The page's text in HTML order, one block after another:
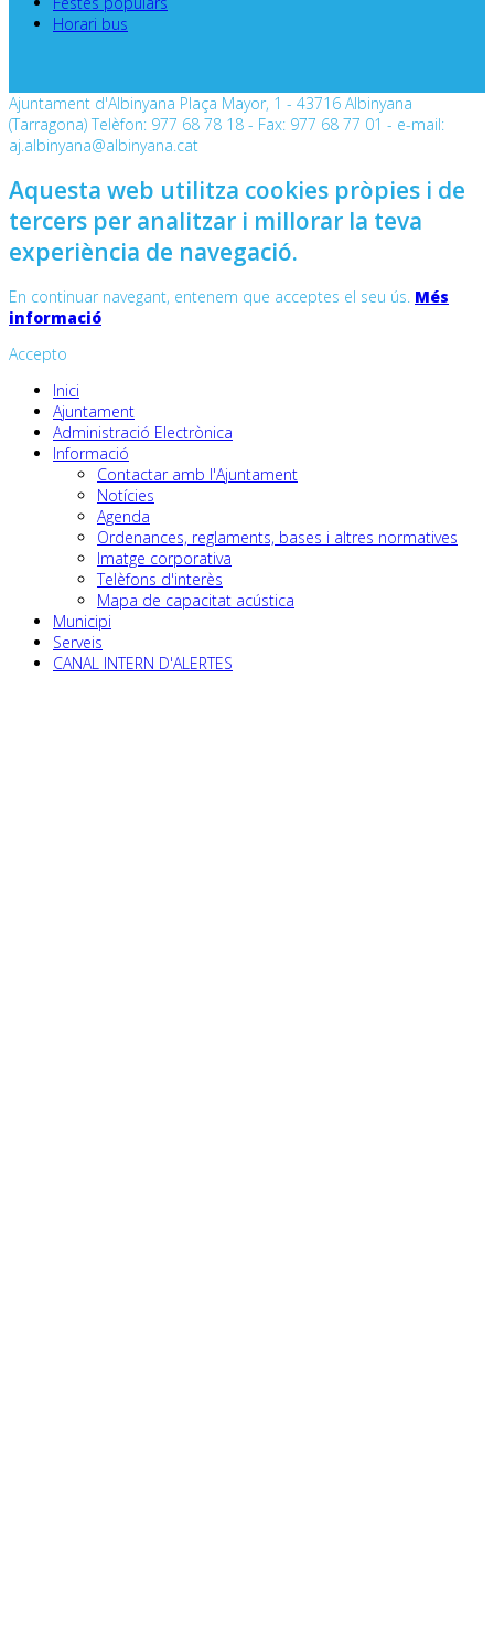
Horari bus
Ajuntament d'Albinyana Plaça Mayor, 1 - 43716 Albinyana
(Tarragona) Telèfon: 977 68 78 18 - Fax: 977 68 77 01 - e-mail:
aj.albinyana@albinyana.cat
Aquesta web utilitza cookies pròpies i de
tercers per analitzar i millorar la teva
experiència de navegació.
En continuar navegant, entenem que acceptes el seu ús. Més
informació
Accepto
Inici
Ajuntament
Administració Electrònica
Informació
Contactar amb l'Ajuntament
Notícies
Agenda
Ordenances, reglaments, bases i altres normatives
Imatge corporativa
Telèfons d'interès
Mapa de capacitat acústica
Municipi
Serveis
CANAL INTERN D'ALERTES